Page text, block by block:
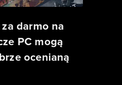
darmo na
PC mogą
ocenianą